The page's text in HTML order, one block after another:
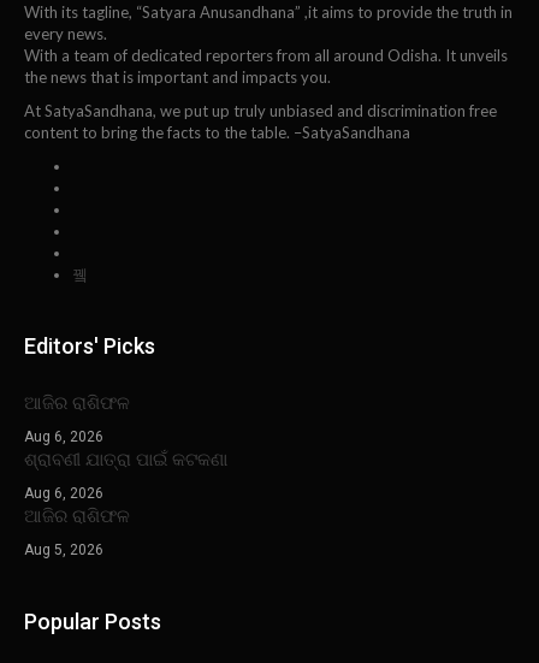
With its tagline, “Satyara Anusandhana” ,it aims to provide the truth in
every news.
With a team of dedicated reporters from all around Odisha. It unveils
the news that is important and impacts you.
At SatyaSandhana, we put up truly unbiased and discrimination free
content to bring the facts to the table. –SatyaSandhana
Editors' Picks
ଆଜିର ରାଶିଫଳ
Aug 6, 2026
ଶ୍ରାବଣୀ ଯାତ୍ରା ପାଇଁ କଟକଣା
Aug 6, 2026
ଆଜିର ରାଶିଫଳ
Aug 5, 2026
Popular Posts